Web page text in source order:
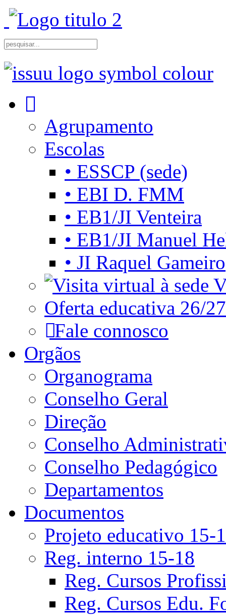
Agrupamento
Escolas
• ESSCP (sede)
• EBI D. FMM
• EB1/JI Venteira
• EB1/JI Manuel
• JI Raquel Gameiro
Oferta educativa 26/27
Fale connosco
Orgãos
Organograma
Conselho Geral
Direção
Conselho
Conselho Pedagógico
Departamentos
Documentos
Projeto educativo 15-
Reg. interno 15-18
Reg. Cursos
Reg. Cursos Edu.